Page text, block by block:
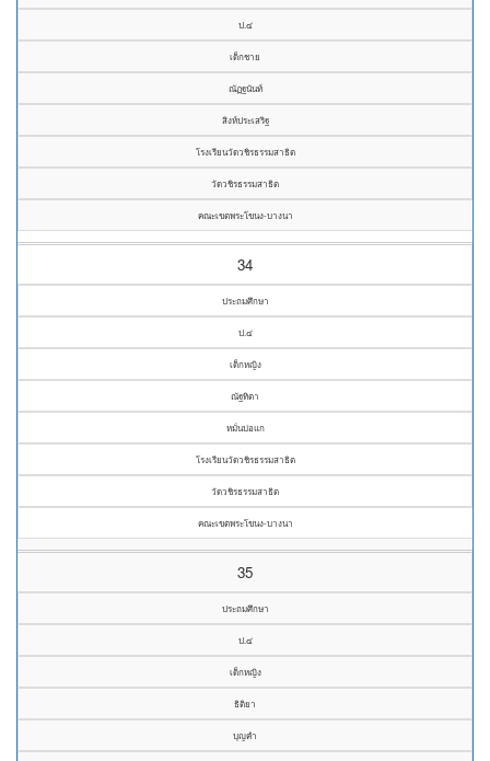
ป.๔
เด็กชาย
ณัฏฐนันท์
สิงห์ประเสริฐ
โรงเรียนวัดวชิรธรรมสาธิต
วัดวชิรธรรมสาธิต
คณะเขตพระโขนง-บางนา
34
ประถมศึกษา
ป.๔
เด็กหญิง
ณัฐทิตา
หมั่นบ่อแก
โรงเรียนวัดวชิรธรรมสาธิต
วัดวชิรธรรมสาธิต
คณะเขตพระโขนง-บางนา
35
ประถมศึกษา
ป.๔
เด็กหญิง
ธิติยา
บุญคำ